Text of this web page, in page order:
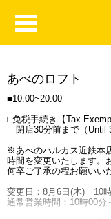
あべのロフト
■10:00~20:00
□免税手続き【Tax
閉店30分前まで（Until
※あべのハルカス近鉄本
時間を変更いたします。
何卒ご了承の程お願いい
変更日：8月6日(木) 10
通常営業時間：10時00分